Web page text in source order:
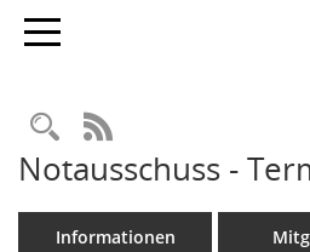
Toggle navigation
Rechercheauswahl
RSS-Feed
Notausschuss -
Informationen